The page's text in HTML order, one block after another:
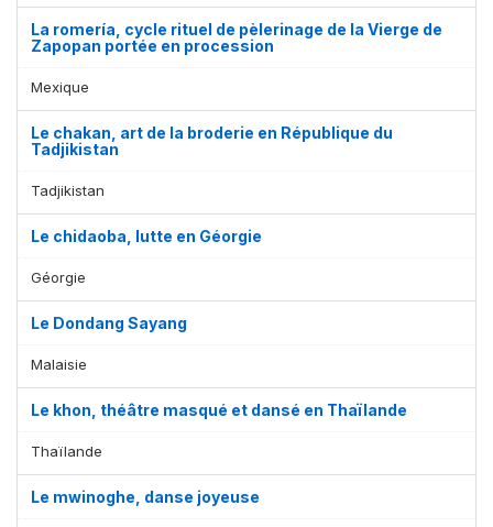
La romería, cycle rituel de pèlerinage de la Vierge de
Zapopan portée en procession
Mexique
Le chakan, art de la broderie en République du
Tadjikistan
Tadjikistan
Le chidaoba, lutte en Géorgie
Géorgie
Le Dondang Sayang
Malaisie
Le khon, théâtre masqué et dansé en Thaïlande
Thaïlande
Le mwinoghe, danse joyeuse